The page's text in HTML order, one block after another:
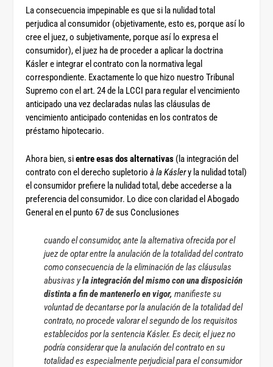
La consecuencia impepinable es que si la nulidad total
perjudica al consumidor (objetivamente, esto es, porque así lo
cree el juez, o subjetivamente, porque así lo expresa el
consumidor), el juez ha de proceder a aplicar la doctrina
Kásler e integrar el contrato con la normativa legal
correspondiente. Exactamente lo que hizo nuestro Tribunal
Supremo con el art. 24 de la LCCI para regular el vencimiento
anticipado una vez declaradas nulas las cláusulas de
vencimiento anticipado contenidas en los contratos de
préstamo hipotecario.
Ahora bien, sientre esas dos alternativas (la integración del
contrato con el derecho supletorio à laKáslery la nulidad total)
el consumidor prefiere la nulidad total, debe accederse a la
preferencia del consumidor. Lo dice con claridad el Abogado
General en el punto 67 de sus Conclusiones
cuando el consumidor, ante la alternativa ofrecida por el
juez de optar entre la anulación de la totalidad del contrato
como consecuencia de la eliminación de las cláusulas
abusivas yla integración del mismo con una disposición
distinta a fin de mantenerlo en vigor, manifieste su
voluntad de decantarse por la anulación de la totalidad del
contrato, no procede valorar el segundo de los requisitos
establecidos por la sentencia Kásler. Es decir, el juez no
podría considerar que la anulación del contrato en su
totalidad es especialmente perjudicial para el consumidor